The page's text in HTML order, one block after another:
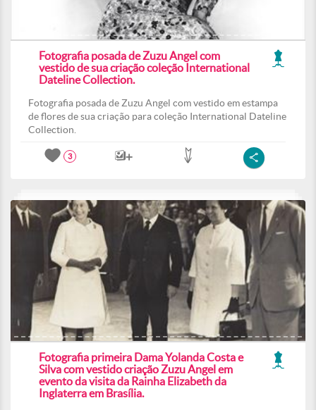
Fotografia posada de Zuzu Angel com
vestido de sua criação coleção International
Dateline Collection.
Fotografia posada de Zuzu Angel com vestido em estampa
de flores de sua criação para coleção International Dateline
Collection.
3
Fotografia primeira Dama Yolanda Costa e
Silva com vestido criação Zuzu Angel em
evento da visita da Rainha Elizabeth da
Inglaterra em Brasília.